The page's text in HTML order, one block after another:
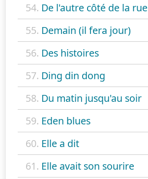
54. De l'autre côté de la rue
55. Demain (il fera jour)
56. Des histoires
57. Ding din dong
58. Du matin jusqu'au soir
59. Eden blues
60. Elle a dit
61. Elle avait son sourire